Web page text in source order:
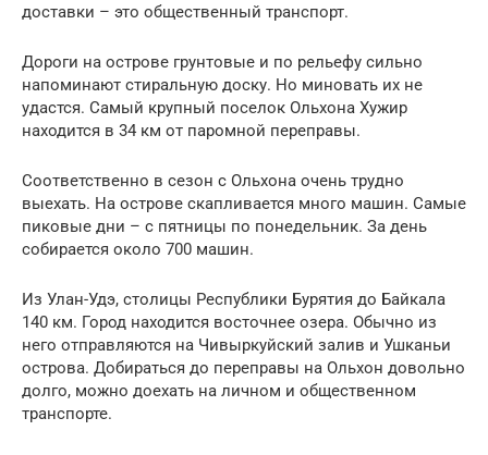
доставки – это общественный транспорт.
Дороги на острове грунтовые и по рельефу сильно
напоминают стиральную доску. Но миновать их не
удастся. Самый крупный поселок Ольхона Хужир
находится в 34 км от паромной переправы.
Соответственно в сезон с Ольхона очень трудно
выехать. На острове скапливается много машин. Самые
пиковые дни – с пятницы по понедельник. За день
собирается около 700 машин.
Из Улан-Удэ, столицы Республики Бурятия до Байкала
140 км. Город находится восточнее озера. Обычно из
него отправляются на Чивыркуйский залив и Ушканьи
острова. Добираться до переправы на Ольхон довольно
долго, можно доехать на личном и общественном
транспорте.